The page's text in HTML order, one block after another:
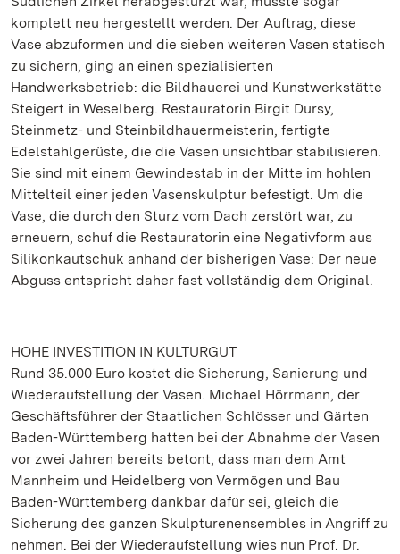
komplett neu hergestellt werden. Der Auftrag, diese
Vase abzuformen und die sieben weiteren Vasen statisch
zu sichern, ging an einen spezialisierten
Handwerksbetrieb: die Bildhauerei und Kunstwerkstätte
Steigert in Weselberg. Restauratorin Birgit Dursy,
Steinmetz- und Steinbildhauermeisterin, fertigte
Edelstahlgerüste, die die Vasen unsichtbar stabilisieren.
Sie sind mit einem Gewindestab in der Mitte im hohlen
Mittelteil einer jeden Vasenskulptur befestigt. Um die
Vase, die durch den Sturz vom Dach zerstört war, zu
erneuern, schuf die Restauratorin eine Negativform aus
Silikonkautschuk anhand der bisherigen Vase: Der neue
Abguss entspricht daher fast vollständig dem Original.
HOHE INVESTITION IN KULTURGUT
Rund 35.000 Euro kostet die Sicherung, Sanierung und
Wiederaufstellung der Vasen. Michael Hörrmann, der
Geschäftsführer der Staatlichen Schlösser und Gärten
Baden-Württemberg hatten bei der Abnahme der Vasen
vor zwei Jahren bereits betont, dass man dem Amt
Mannheim und Heidelberg von Vermögen und Bau
Baden-Württemberg dankbar dafür sei, gleich die
Sicherung des ganzen Skulpturenensembles in Angriff zu
nehmen. Bei der Wiederaufstellung wies nun Prof. Dr.